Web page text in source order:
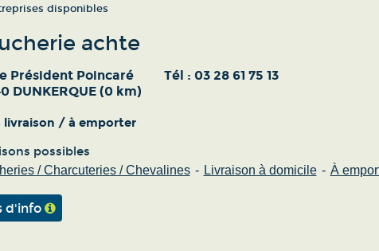
disponibles
achte
Président Poincaré
DUNKERQUE (0 km)
Tél : 03 28 61 75 13
livraison / à emporter
possibles
/ Charcuteries / Chevalines Livraison à domicile À
d'info